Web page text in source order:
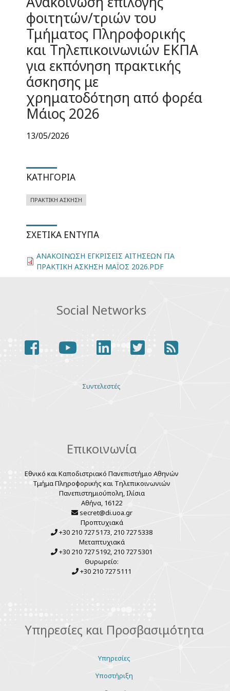
φοιτητών/τριών του
Τμήματος Πληροφορικής
και Τηλεπικοινωνιών ΕΚΠΑ
για εκπόνηση πρακτικής
άσκησης με
χρηματοδότηση από φορέα
Μάιος 2026
13/05/2026
ΚΑΤΗΓΟΡΊΑ
ΠΡΑΚΤΙΚΉ ΆΣΚΗΣΗ
ΣΧΕΤΙΚΆ ΈΝΤΥΠΑ
ΑΝΑΚΟΙΝΩΣΗ ΕΓΚΡΙΣΕΙΣ ΑΙΤΗΣΕΩΝ ΓΙΑ
ΠΡΑΚΤΙΚΗ ΑΣΚΗΣΗ ΜΑΪΟΣ 2026.PDF
Social Networks
facebookyoutubelinkedin
twitterrss
Συντελεστές
Επικοινωνία
Εθνικό και Καποδιστριακό Πανεπιστήμιο Αθηνών
Τμήμα Πληροφορικής και Τηλεπικοινωνιών
Πανεπιστημιούπολη, Ιλίσια
Αθήνα, 16122
secret@di.uoa.gr
Προπτυχιακά
+30 210 727 5173, 210 727 5338
Μεταπτυχιακά
+30 210 727 5192, 210 727 5301
Θυρωρείο:
+30 210 727 5111
Υπηρεσίες και Προσβασιμότητα
Υπηρεσίες
Υποστήριξη